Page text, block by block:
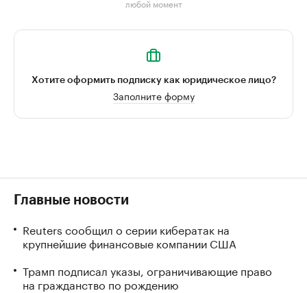
любой момент
Хотите оформить подписку как юридическое лицо?
Заполните форму
Главные новости
Reuters сообщил о серии кибератак на
крупнейшие финансовые компании США
Трамп подписал указы, ограничивающие право
на гражданство по рождению